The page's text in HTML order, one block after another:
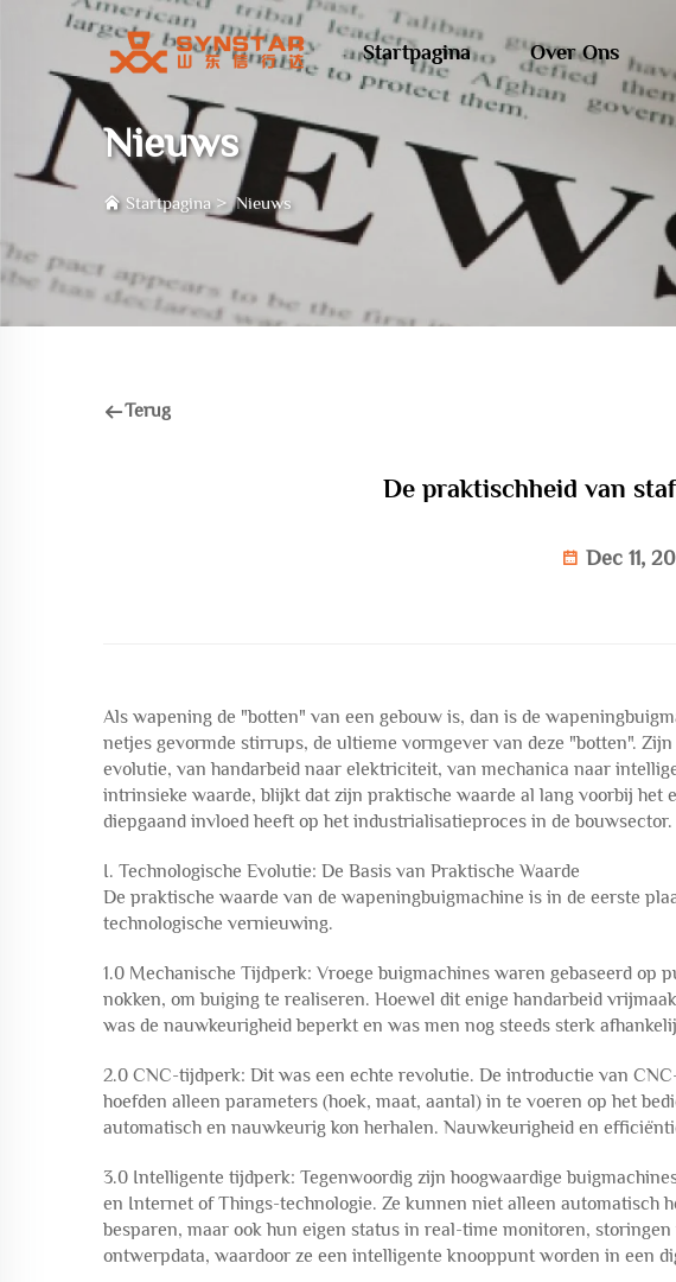
Startpagina Over Ons
Nieuws
Startpagina>Nieuws
Terug
De praktischheid van
Dec 11,
Als wapening de "botten" van een gebouw is, dan is de
netjes gevormde stirrups, de ultieme vormgever van deze "botten".
evolutie, van handarbeid naar elektriciteit, van mechanica naar
intrinsieke waarde, blijkt dat zijn praktische waarde al lang voorbij het
diepgaand invloed heeft op het industrialisatieproces in de bouwsector.
I. Technologische Evolutie: De Basis van Praktische Waarde
De praktische waarde van de wapeningbuigmachine is in de eerste
technologische vernieuwing.
1.0 Mechanische Tijdperk: Vroege buigmachines waren gebaseerd op
nokken, om buiging te realiseren. Hoewel dit enige handarbeid
was de nauwkeurigheid beperkt en was men nog steeds sterk
2.0 CNC-tijdperk: Dit was een echte revolutie. De introductie van
hoefden alleen parameters (hoek, maat, aantal) in te voeren op het
automatisch en nauwkeurig kon herhalen. Nauwkeurigheid en
3.0 Intelligente tijdperk: Tegenwoordig zijn hoogwaardige
en Internet of Things-technologie. Ze kunnen niet alleen automatisch
besparen, maar ook hun eigen status in real-time monitoren,
ontwerpdata, waardoor ze een intelligente knooppunt worden in een